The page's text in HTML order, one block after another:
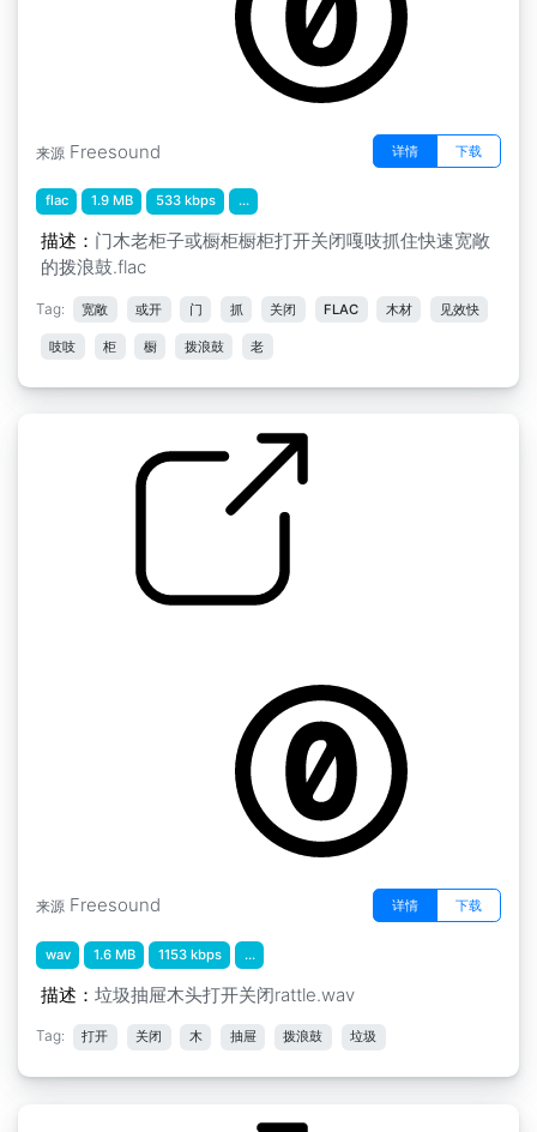
来源 Freesound 详情 下载
flac 1.9 MB 533 kbps ...
描述： 门木老柜子或橱柜橱柜打开关闭嘎吱抓住快速宽敞
的拨浪鼓.flac
Tag: 宽敞 或开 门 抓 关闭 FLAC 木材 见效快
吱吱 柜 橱 拨浪鼓 老
来源 Freesound 详情 下载
wav 1.6 MB 1153 kbps ...
描述： 垃圾抽屉木头打开关闭rattle.wav
Tag: 打开 关闭 木 抽屉 拨浪鼓 垃圾